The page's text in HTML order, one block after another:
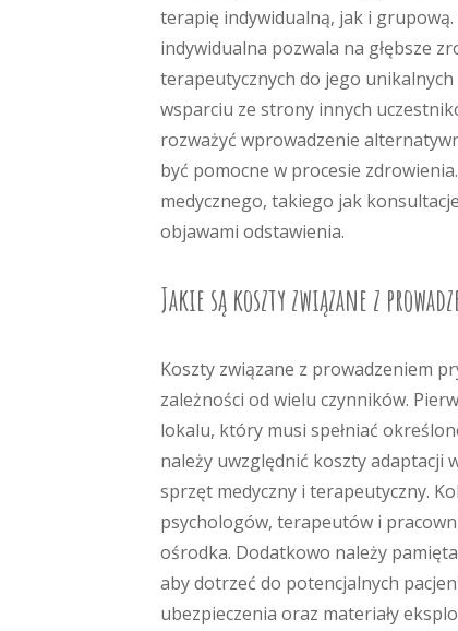
terapię indywidualną, jak i
indywidualna pozwala na głębsze
terapeutycznych do jego
wsparciu ze strony innych
rozważyć wprowadzenie
być pomocne w procesie
medycznego, takiego jak
objawami odstawienia.
Jakie są koszty związane z
Koszty związane z prowadzeniem
zależności od wielu czynników.
lokalu, który musi spełniać
należy uwzględnić koszty adaptacji
sprzęt medyczny i terapeutyczny.
psychologów, terapeutów i
ośrodka. Dodatkowo należy
aby dotrzeć do potencjalnych
ubezpieczenia oraz materiały